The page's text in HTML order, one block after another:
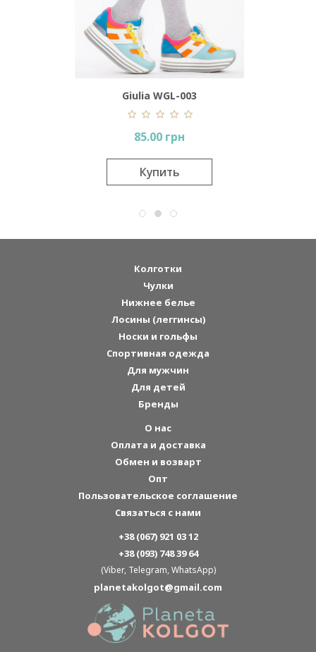
Giulia WGL-003
85.00 грн
Купить
Колготки
Чулки
Нижнее белье
Лосины (леггинсы)
Носки и гольфы
Спортивная одежда
Для мужчин
Для детей
Бренды
О нас
Оплата и доставка
Обмен и возварт
Опт
Пользовательское соглашение
Связаться с нами
+38 (067) 921 03 12
+38 (093) 748 39 64
(Viber, Telegram, WhatsApp)
planetakolgot@gmail.com